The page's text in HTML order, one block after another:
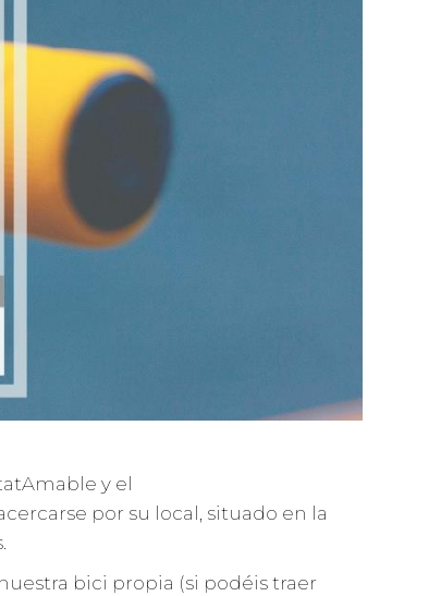
y el
por su local, situado en la
bici propia (si podéis traer